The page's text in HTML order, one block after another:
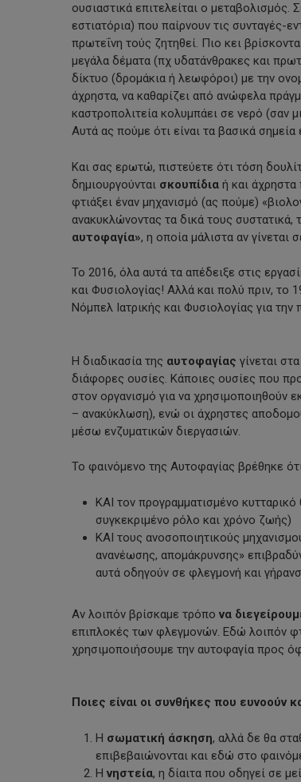
ουσιαστικά επιτελείται ο
εστιατόρια) που παίρνουν τις συνταγές-
πρωτεΐνη τούς ζητηθεί. Πιο κει
μεγάλα δέματα (πχ υδατάνθρακες και
δίκτυο (δρομάκια ή λεωφόροι) με την
άχρηστα, να καθαρίζει από ανώφελα
καστροπολιτεία κολυμπάει σε νερό (σαν
Αυτά ας πούμε ότι είναι τα βασικά σημεία
Και σας ερωτώ, πιστεύετε ότι τόση
δημιουργούνται σκουπίδια ή και άχρηστα
φτιάξει έναν μηχανισμό (ας πούμε)
ανακυκλώνοντας τα δικά τους
αυτοφαγία», η οποία μάλιστα αν γίνεται
Το 2016, όλα αυτά τα απέδειξε στις
και Φυσιολογίας! Αλλά και πολύ πριν, το
Νόμπελ Ιατρικής και Φυσιολογίας για
Η διαδικασία της αυτοφαγίας γίνεται
διάφορες ουσίες. Κάποιες ουσίες που
στον οργανισμό για να χρησιμοποιηθούν
– ανακύκλωση), ενώ οι άχρηστες
μέσω ενζυματικών διεργασιών.
Το φαινόμενο της Αυτοφαγίας βρέθηκε
ΚΑΙ τον προγραμματισμένο
συγκεκριμένο ρόλο και χρόνο ζωής)
ΚΑΙ τους ανοσοποιητικούς
ανανέωσης, απομάκρυνσης»
αυτά οδηγούν σε φλεγμονή και
Αν λοιπόν βρίσκαμε τρόπο να
επιπλοκές των φλεγμονών. Εδώ λοιπόν
χρησιμοποιήσουμε την αυτοφαγία προς
Ποιες είναι οι συνθήκες που ευνοούν
Η σωματική άσκηση, αλλά δε θα
επιβεβαιώνονται και εδώ στο
Η νηστεία, η δίαιτα που οδηγεί σε